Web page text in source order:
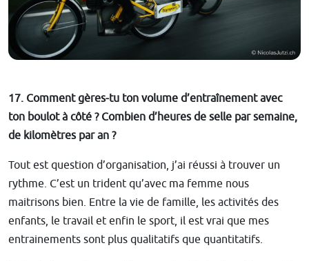
17. Comment gères-tu ton volume d’entraînement avec
ton boulot à côté ? Combien d’heures de selle par semaine,
de kilomètres par an ?
Tout est question d’organisation, j’ai réussi à trouver un
rythme. C’est un trident qu’avec ma femme nous
maitrisons bien. Entre la vie de famille, les activités des
enfants, le travail et enfin le sport, il est vrai que mes
entrainements sont plus qualitatifs que quantitatifs.